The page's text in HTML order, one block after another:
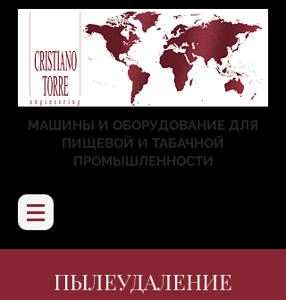
МАШИНЫ И ОБОРУДОВАНИЕ ДЛЯ
ПИЩЕВОЙ И ТАБАЧНОЙ
ПРОМЫШЛЕННОСТИ
ПЫЛЕУДАЛЕНИЕ